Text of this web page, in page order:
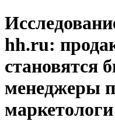
hh.ru:
становятся
менеджеры
маркетологи